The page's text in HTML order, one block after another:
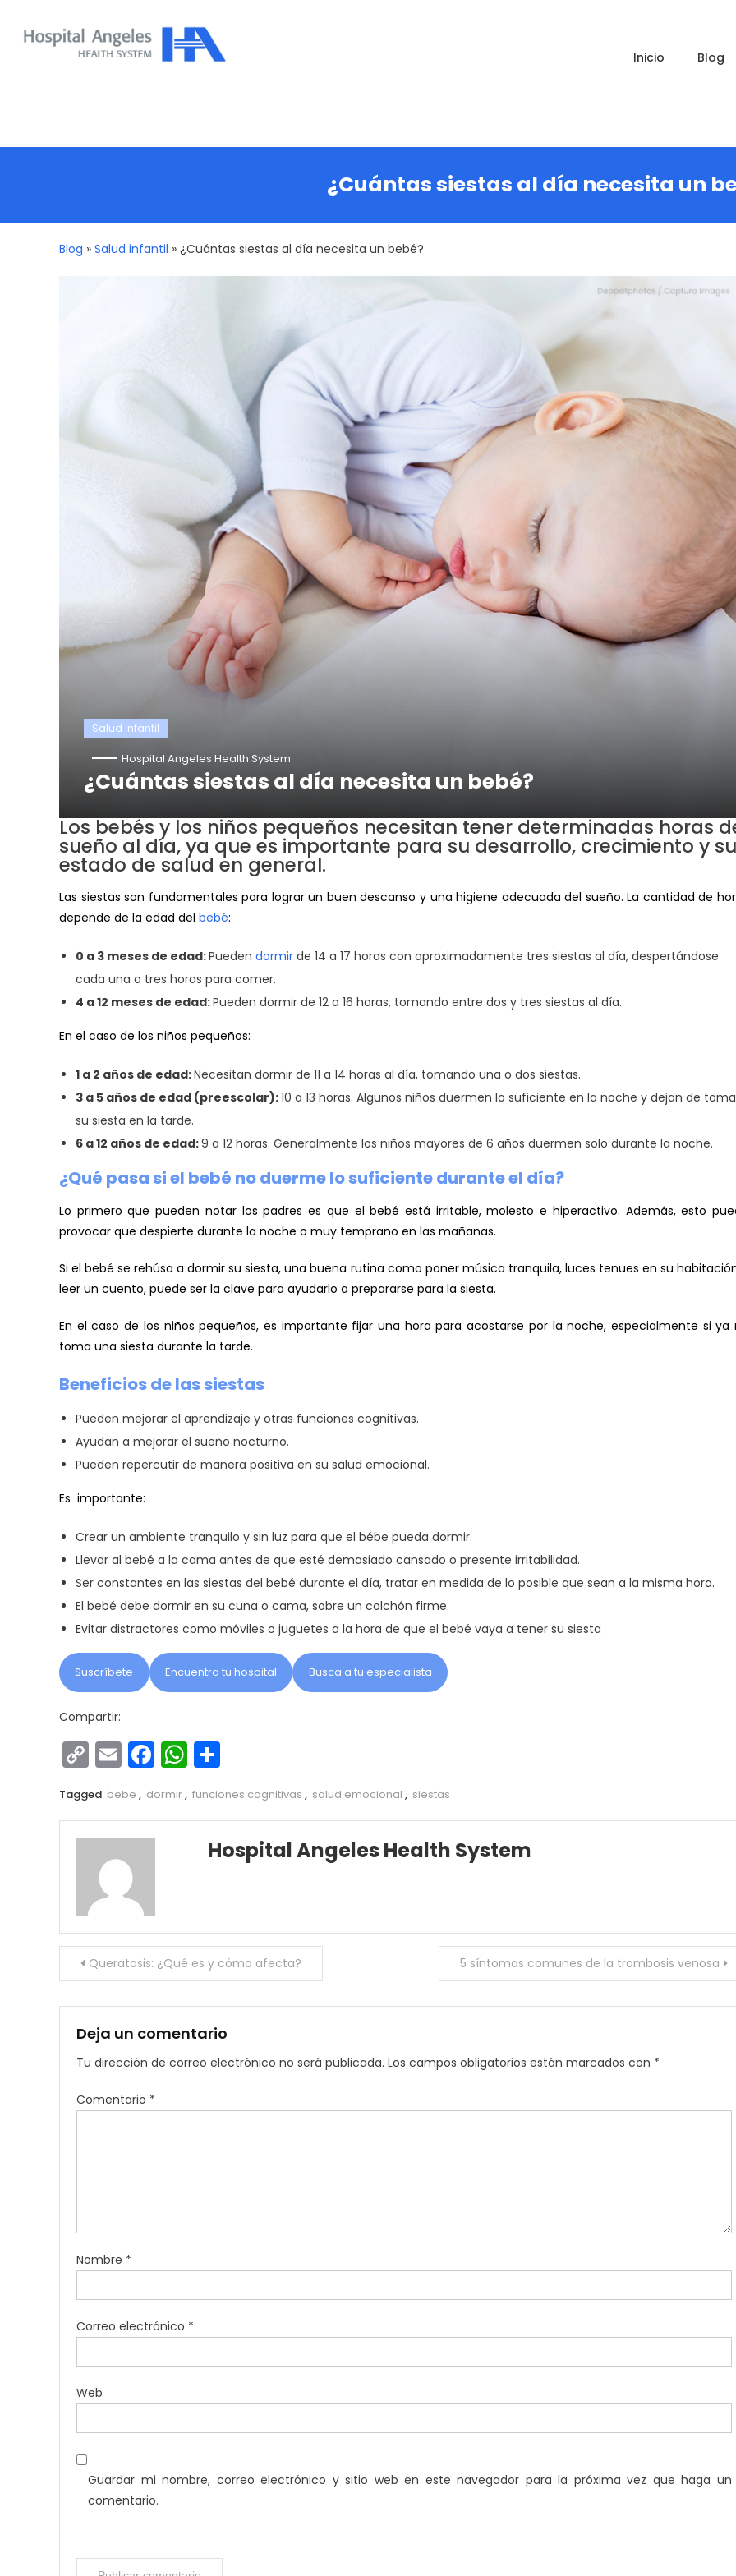
inicio blog
¿Cuántas siestas al día necesita un
Blog » Salud infantil » ¿Cuántas siestas al día necesita un bebé?
Salud infantil
Hospital Angeles Health System
¿Cuántas siestas al día necesita un bebé?
Los bebés y los niños pequeños necesitan tener determinadas horas
sueño al día, ya que es importante para su desarrollo, crecimiento y su
estado de salud en general.
Las siestas son fundamentales para lograr un buen descanso y una higiene adecuada del sueño. La cantidad de
depende de la edad del bebé:
0 a 3 meses de edad:Pueden dormir de 14 a 17 horas con aproximadamente tres siestas al día, despertándose
cada una o tres horas para comer.
4 a 12 meses de edad:Pueden dormir de 12 a 16 horas, tomando entre dos y tres siestas al día.
En el caso de los niños pequeños:
1 a 2 años de edad:Necesitan dormir de 11 a 14 horas al día, tomando una o dos siestas.
3 a 5 años de edad (preescolar):10 a 13 horas. Algunos niños duermen lo suficiente en la noche y dejan de
su siesta en la tarde.
6 a 12 años de edad:9 a 12 horas. Generalmente los niños mayores de 6 años duermen solo durante la noche.
¿Qué pasa si el bebé no duerme lo suficiente durante el día?
Lo primero que pueden notar los padres es que el bebé está irritable, molesto e hiperactivo. Además, esto
provocar que despierte durante la noche o muy temprano en las mañanas.
Si el bebé se rehúsa a dormir su siesta, una buena rutina como poner música tranquila, luces tenues en su
leer un cuento, puede ser la clave para ayudarlo a prepararse para la siesta.
En el caso de los niños pequeños, es importante fijar una hora para acostarse por la noche, especialmente si ya
toma una siesta durante la tarde.
Beneficios de las siestas
Pueden mejorar el aprendizaje y otras funciones cognitivas.
Ayudan a mejorar el sueño nocturno.
Pueden repercutir de manera positiva en su salud emocional.
Es importante:
Crear un ambiente tranquilo y sin luz para que el bébe pueda dormir.
Llevar al bebé a la cama antes de que esté demasiado cansado o presente irritabilidad.
Ser constantes en las siestas del bebé durante el día, tratar en medida de lo posible que sean a la misma hora.
El bebé debe dormir en su cuna o cama, sobre un colchón firme.
Evitar distractores como móviles o juguetes a la hora de que el bebé vaya a tener su siesta
Suscríbete Encuentra tu hospital Busca a tu especialista
Compartir:
Copy
Link
EmailFacebook
WhatsApp
Tagged bebe , dormir, funciones cognitivas , salud emocional , siestas
Hospital Angeles Health System
Navegación
de
entradas
Queratosis: ¿Qué es y cómo afecta? 5 síntomas comunes de la trombosis venosa
Deja un comentario
Tu dirección de correo electrónico no será publicada. Los campos obligatorios están marcados con *
Comentario *
Nombre *
Correo electrónico *
Web
Guardar mi nombre, correo electrónico y sitio web en este navegador para la próxima vez que haga un
comentario.